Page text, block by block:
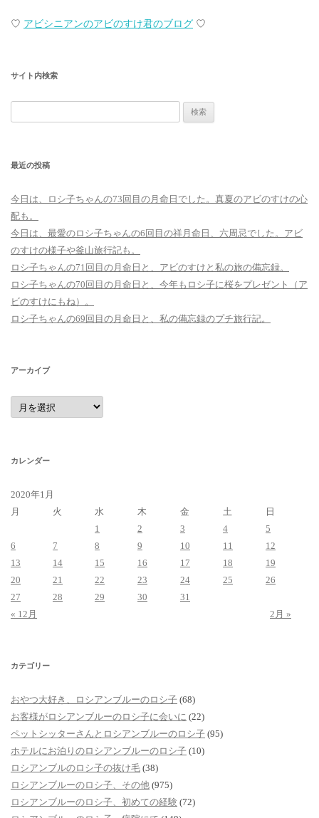
♡ アビシニアンのアビのすけ君のブログ ♡
サイト内検索
索:
最近の投稿
今日は、ロシ子ちゃんの73回目の月命日でした。真夏のアビのすけの心
配も。
今日は、最愛のロシ子ちゃんの6回目の祥月命日、六周忌でした。アビ
のすけの様子や釜山旅行記も。
ロシ子ちゃんの71回目の月命日と、アビのすけと私の旅の備忘録。
ロシ子ちゃんの70回目の月命日と、今年もロシ子に桜をプレゼント（ア
ビのすけにもね）。
ロシ子ちゃんの69回目の月命日と、私の備忘録のプチ旅行記。
アーカイブ
ア
ー
カ
カレンダー
2020年1月
月
火 水 木 金 土
日
1
2 3 4
5
6
7 8 9 10 11
12
13
14 15 16 17 18
19
20
21 22 23 24 25
26
27
28 29 30
31
« 12月
2月 »
カテゴリー
おやつ大好き、ロシアンブルーのロシ子 (68)
お客様がロシアンブルーのロシ子に会いに (22)
ペットシッターさんとロシアンブルーのロシ子 (95)
ホテルにお泊りのロシアンブルーのロシ子 (10)
ロシアンブルのロシ子の抜け毛 (38)
ロシアンブルーのロシ子、その他 (975)
ロシアンブルーのロシ子、初めての経験 (72)